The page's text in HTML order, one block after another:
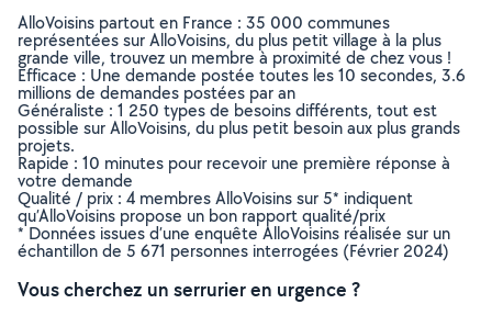
AlloVoisins partout en France : 35 000 communes
représentées sur AlloVoisins, du plus petit village à la plus
grande ville, trouvez un membre à proximité de chez vous !
Efficace : Une demande postée toutes les 10 secondes, 3.6
millions de demandes postées par an
Généraliste : 1 250 types de besoins différents, tout est
possible sur AlloVoisins, du plus petit besoin aux plus grands
projets.
Rapide : 10 minutes pour recevoir une première réponse à
votre demande
Qualité / prix : 4 membres AlloVoisins sur 5* indiquent
qu’AlloVoisins propose un bon rapport qualité/prix
* Données issues d’une enquête AlloVoisins réalisée sur un
échantillon de 5 671 personnes interrogées (Février 2024)
Vous cherchez un serrurier en urgence ?